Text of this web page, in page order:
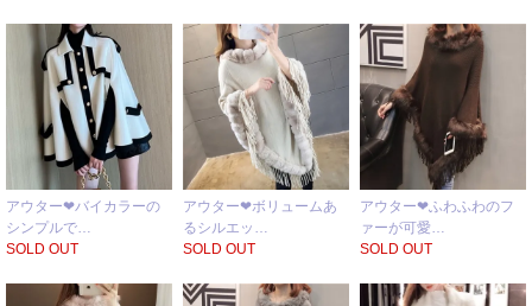
アウター❤バイカラーの
シンプルで…
SOLD OUT
アウター❤ボリュームあ
るシルエッ…
SOLD OUT
アウター❤ふわふわのフ
ァーが可愛…
SOLD OUT